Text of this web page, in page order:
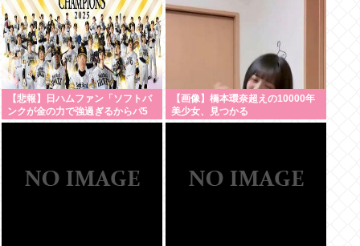
【悲報】日ハムファン「ソフトバ
ンクが金の力で強過ぎるからパ5
球団ファンはdocomoかauにして
【画像】橋本環奈超えの10000年
美少女、見つかる